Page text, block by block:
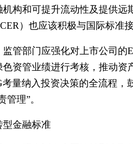
构和可提升流动性及提供远
）也应该积极与国际标准
部门应强化对上市公司的
资管业绩进行考核，推动资
量纳入投资决策的全流程，
管理”。
金融标准